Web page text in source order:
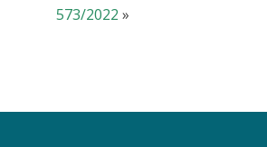
573/2022 »